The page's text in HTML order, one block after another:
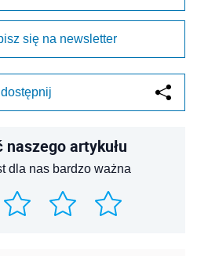
się na newsletter
artykułu
dla nas bardzo ważna